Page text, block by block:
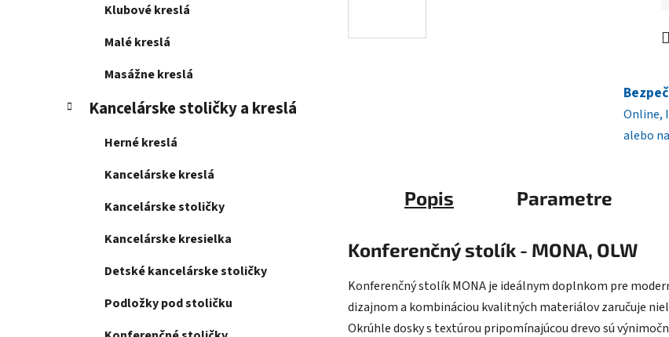
Klubové kreslá
Malé kreslá
Masážne kreslá
Kancelárske stoličky a kreslá
Herné kreslá
Kancelárske kreslá
Kancelárske stoličky
Kancelárske kresielka
Detské kancelárske stoličky
Podložky pod stoličku
Online,
alebo
Popis Parametre
Konferenčný stolík - MONA, OLW
Konferenčný stolík MONA je ideálnym doplnkom pre
dizajnom a kombináciou kvalitných materiálov zaručuje
Okrúhle dosky s textúrou pripomínajúcou drevo sú